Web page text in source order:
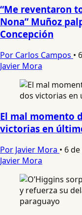
“Me reventaron
Nona” Muñoz
Concepción
Por Carlos Campos •
Javier Mora
El mal momento
victorias en
Por Javier Mora • 6
Javier Mora